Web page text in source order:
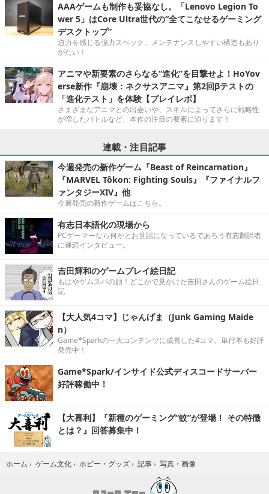
AAAゲームも制作も妥協なし。「Lenovo Legion To
wer 5」はCore Ultra世代の“全てこなせるゲーミング
デスクトップ”
迫力を感じる強力スペック。メンテナンスしやすい構造もあり
がたい！
アニマや新要素のさらなる“進化”を目撃せよ！HoYov
erse新作『崩壊：ネクサスアニマ』第2回βテストの
「進化テスト」を体験【プレイレポ】
さまざまなアニマとの出会いや、スキルによってさらに戦略性
が増したバトルなど、本作の注目の要素に迫ります！
連載・注目記事
今週発売の新作ゲーム『Beast of Reincarnation』
『MARVEL Tōkon: Fighting Souls』『ファイナルフ
ァンタジーXIV』他
今週発売の新作ゲームはこちら。
有志日本語化の現場から
PCゲーマーなら何かとお世話になっているであろう有志翻訳者
に連続インタビュー。
吉田輝和のゲームプレイ絵日記
もはやゲムスパの顔！どこかで見かけた吉田さんのゲーム絵日
記
【大人気4コマ】じゃんげま（Junk Gaming Maide
n）
Game*Sparkの一大コンテンツに成長した4コマ。単行本も好評
発売中！
Game*Spark/インサイド公式ディスコードサーバー
好評稼働中！
【大喜利】『新種のゲーミング“蚊”が登場！ その特徴
とは？』回答募集中！
ホーム › ゲーム文化 › ホビー・グッズ › 記事 › 写真・画像